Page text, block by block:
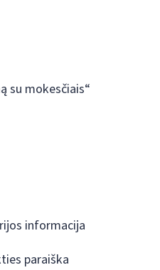
su mokesčiais“
informacija
paraiška